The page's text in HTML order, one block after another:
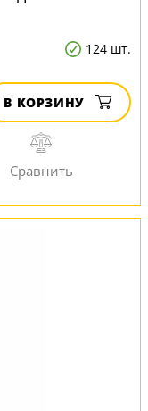
124 шт.
В КОРЗИНУ